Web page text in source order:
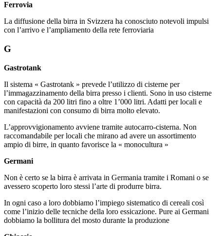
Ferrovia
La diffusione della birra in Svizzera ha conosciuto notevoli impulsi
con l’arrivo e l’ampliamento della rete ferroviaria
G
Gastrotank
Il sistema « Gastrotank » prevede l’utilizzo di cisterne per
l’immagazzinamento della birra presso i clienti. Sono in uso cisterne
con capacità da 200 litri fino a oltre 1’000 litri. Adatti per locali e
manifestazioni con consumo di birra molto elevato.
L’approvvigionamento avviene tramite autocarro-cisterna. Non
raccomandabile per locali che mirano ad avere un assortimento
ampio di birre, in quanto favorisce la « monocultura »
Germani
Non è certo se la birra è arrivata in Germania tramite i Romani o se
avessero scoperto loro stessi l’arte di produrre birra.
In ogni caso a loro dobbiamo l’impiego sistematico di cereali così
come l’inizio delle tecniche della loro essicazione. Pure ai Germani
dobbiamo la bollitura del mosto durante la produzione